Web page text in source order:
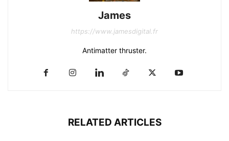
James
https://www.jamesdigital.fr
Antimatter thruster.
RELATED ARTICLES